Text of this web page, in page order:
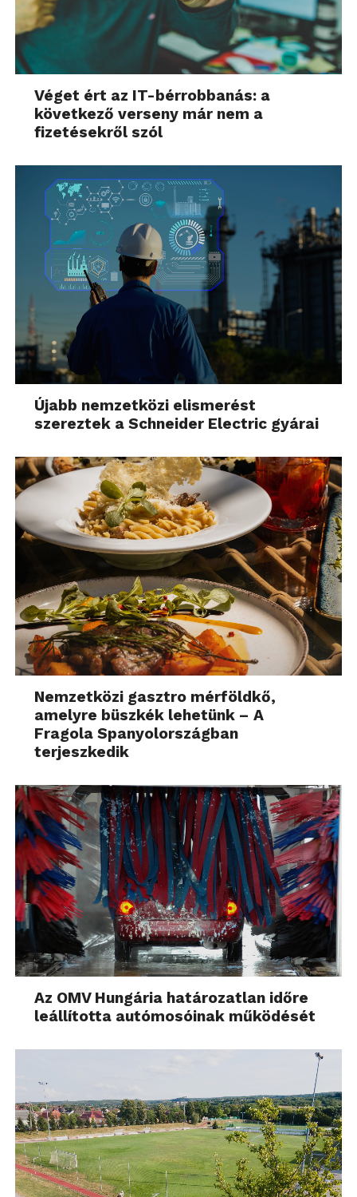
Véget ért az IT-bérrobbanás: a
következő verseny már nem a
fizetésekről szól
Újabb nemzetközi elismerést
szereztek a Schneider Electric gyárai
Nemzetközi gasztro mérföldkő,
amelyre büszkék lehetünk – A
Fragola Spanyolországban
terjeszkedik
Az OMV Hungária határozatlan időre
leállította autómosóinak működését